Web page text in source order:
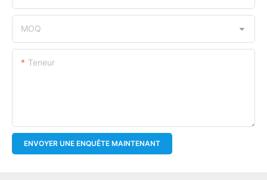
MOQ
Teneur
ENVOYER UNE ENQUÊTE MAINTENANT